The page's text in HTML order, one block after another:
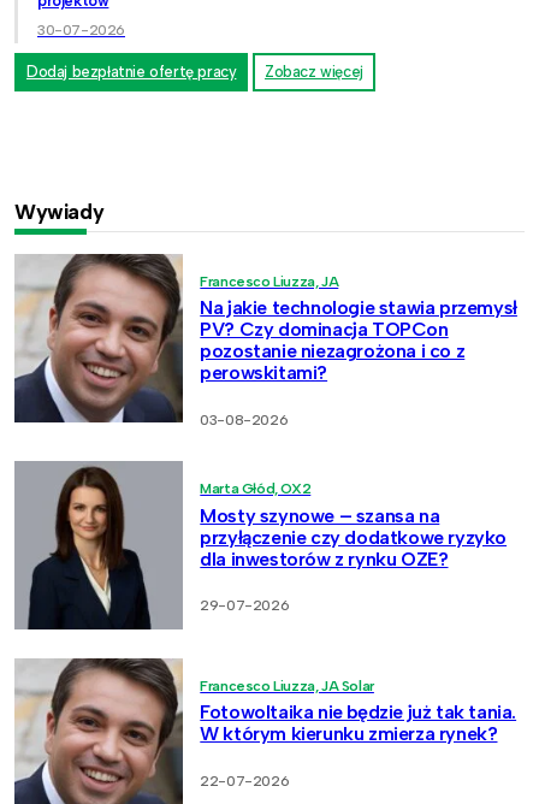
30-07-2026
Dodaj bezpłatnie ofertę pracy Zobacz więcej
Wywiady
Francesco Liuzza, JA
Na jakie technologie stawia przemysł
PV? Czy dominacja TOPCon
pozostanie niezagrożona i co z
perowskitami?
03-08-2026
Marta Głód, OX2
Mosty szynowe – szansa na
przyłączenie czy dodatkowe ryzyko
dla inwestorów z rynku OZE?
29-07-2026
Francesco Liuzza, JA Solar
Fotowoltaika nie będzie już tak tania.
W którym kierunku zmierza rynek?
22-07-2026